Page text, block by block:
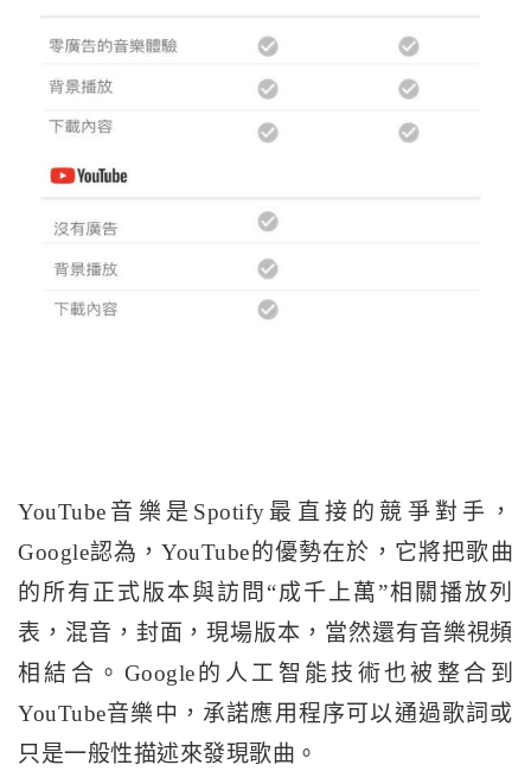
YouTube音樂是Spotify最直接的競爭對手，
Google認為，YouTube的優勢在於，它將把歌曲
的所有正式版本與訪問“成千上萬”相關播放列
表，混音，封面，現場版本，當然還有音樂視頻
相結合。 Google的人工智能技術也被整合到
YouTube音樂中，承諾應用程序可以通過歌詞或
只是一般性描述來發現歌曲。